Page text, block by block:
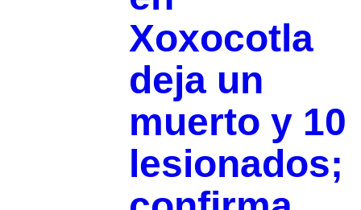
Xoxocotla
deja un
muerto y 10
lesionados;